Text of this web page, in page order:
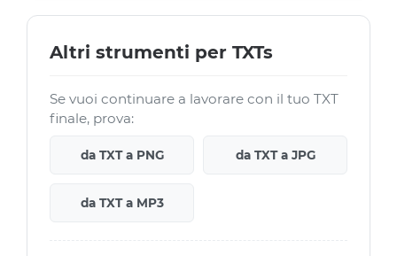
Altri strumenti per TXTs
Se vuoi continuare a lavorare con il tuo TXT
finale, prova:
da TXT a PNG da TXT a JPG
da TXT a MP3